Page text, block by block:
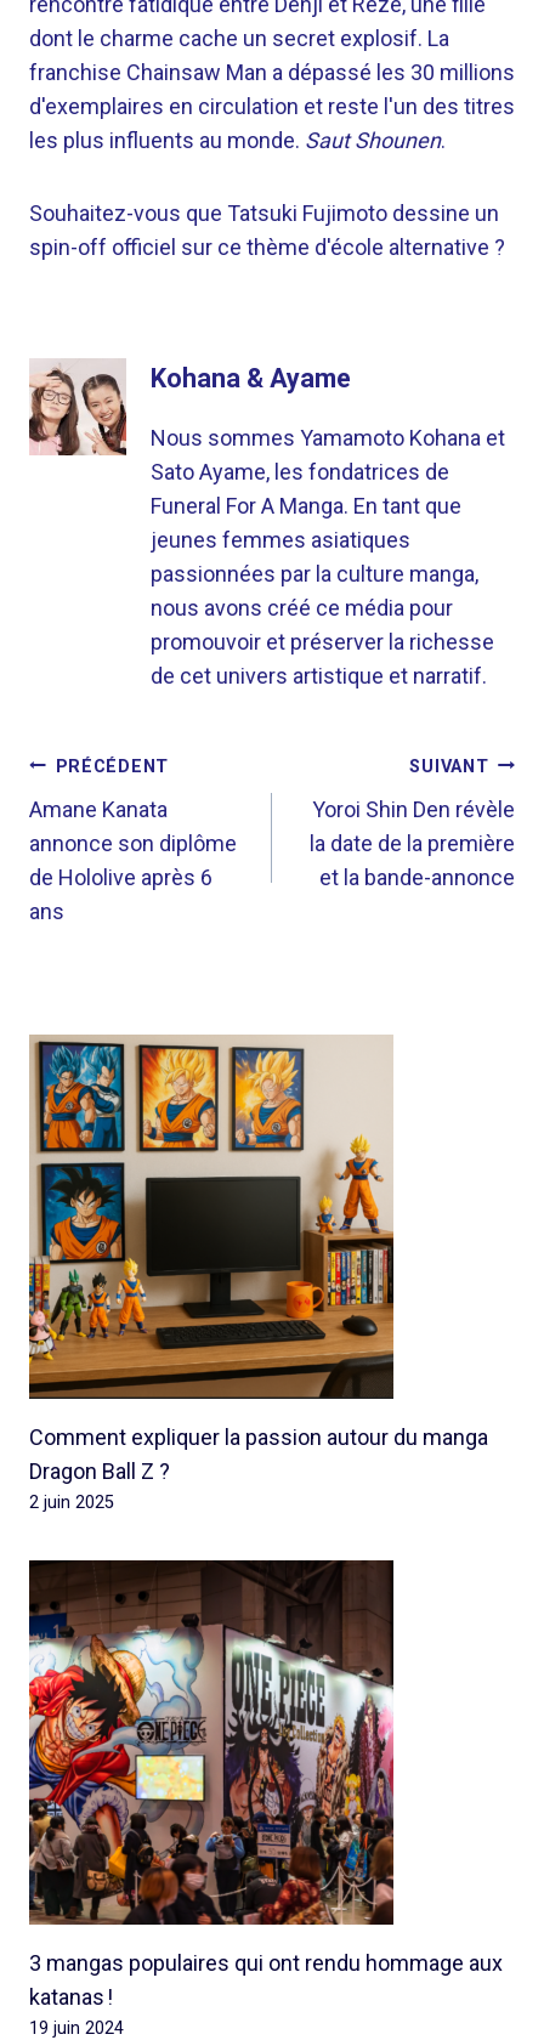
dont le charme cache un secret explosif. La
franchise Chainsaw Man a dépassé les 30 millions
d'exemplaires en circulation et reste l'un des titres
les plus influents au monde. Saut Shounen.
Souhaitez-vous que Tatsuki Fujimoto dessine un
spin-off officiel sur ce thème d'école alternative ?
Kohana & Ayame
Nous sommes Yamamoto Kohana et
Sato Ayame, les fondatrices de
Funeral For A Manga. En tant que
jeunes femmes asiatiques
passionnées par la culture manga,
nous avons créé ce média pour
promouvoir et préserver la richesse
de cet univers artistique et narratif.
NAVIGATION
DE
L’ARTICLE
PRÉCÉDENT
Amane Kanata
annonce son diplôme
de Hololive après 6
ans
SUIVANT
Yoroi Shin Den révèle
la date de la première
et la bande-annonce
Comment expliquer la passion autour du manga
Dragon Ball Z ?
2 juin 2025
3 mangas populaires qui ont rendu hommage aux
katanas !
19 juin 2024